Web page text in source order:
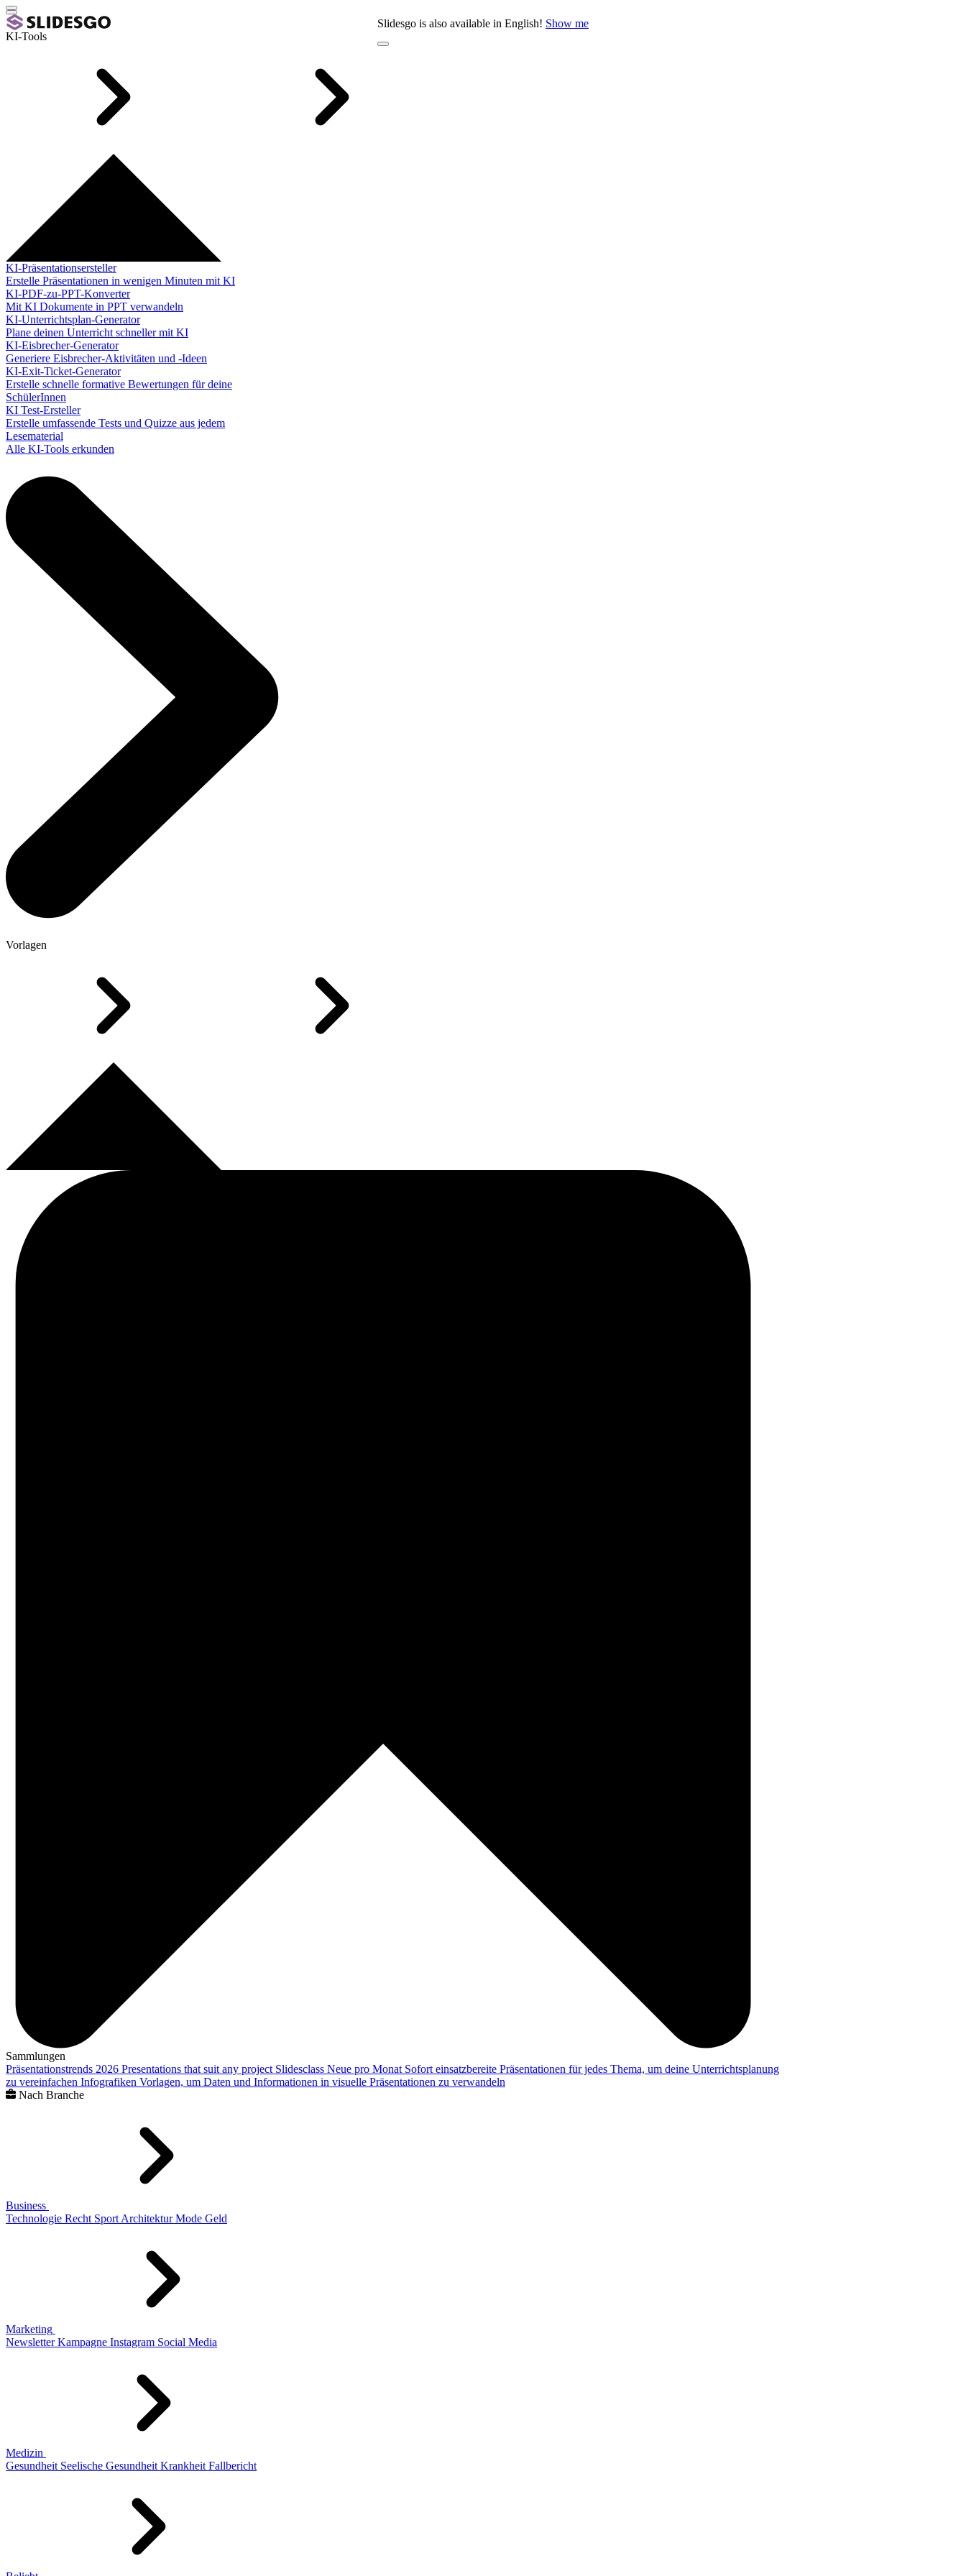
Slidesgo is also available in English! Show me
KI-Tools
KI-Präsentationsersteller
Erstelle Präsentationen in wenigen Minuten mit KI
KI-PDF-zu-PPT-Konverter
Mit KI Dokumente in PPT verwandeln
KI-Unterrichtsplan-Generator
Plane deinen Unterricht schneller mit KI
KI-Eisbrecher-Generator
Generiere Eisbrecher-Aktivitäten und -Ideen
KI-Exit-Ticket-Generator
Erstelle schnelle formative Bewertungen für deine
SchülerInnen
KI Test-Ersteller
Erstelle umfassende Tests und Quizze aus jedem
Lesematerial
Alle KI-Tools erkunden
Vorlagen
Sammlungen
Präsentationstrends 2026 Presentations that suit any project Slidesclass Neue pro Monat Sofort einsatzbereite Präsentationen für jedes Thema, um deine Unterrichtsplanung
zu vereinfachen Infografiken Vorlagen, um Daten und Informationen in visuelle Präsentationen zu verwandeln
Nach Branche
Business
Technologie Recht Sport Architektur Mode Geld
Marketing
Newsletter Kampagne Instagram Social Media
Medizin
Gesundheit Seelische Gesundheit Krankheit Fallbericht